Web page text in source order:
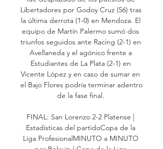
Libertadores por Godoy Cruz (56) tras
la última derrota (1-0) en Mendoza. El
equipo de Martín Palermo sumó dos
triunfos seguidos ante Racing (2-1) en
Avellaneda y el agónico frente a
Estudiantes de La Plata (2-1) en
Vicente López y en caso de sumar en
el Bajo Flores podría terminar adentro
de la fase final.
FINAL: San Lorenzo 2-2 Platense |
Estadísticas del partidoCopa de la
Liga ProfesionalMINUTO a MINUTO